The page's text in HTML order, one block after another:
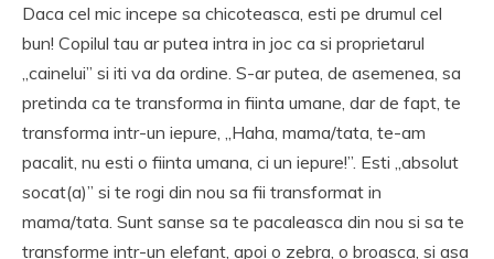
Daca cel mic incepe sa chicoteasca, esti pe drumul cel
bun! Copilul tau ar putea intra in joc ca si proprietarul
„cainelui” si iti va da ordine. S-ar putea, de asemenea, sa
pretinda ca te transforma in fiinta umane, dar de fapt, te
transforma intr-un iepure, „Haha, mama/tata, te-am
pacalit, nu esti o fiinta umana, ci un iepure!”. Esti „absolut
socat(a)” si te rogi din nou sa fii transformat in
mama/tata. Sunt sanse sa te pacaleasca din nou si sa te
transforme intr-un elefant, apoi o zebra, o broasca, si asa